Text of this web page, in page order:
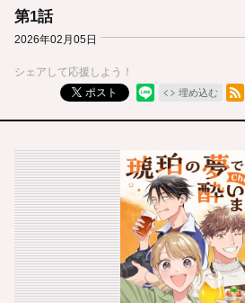
第1話
2026年02月05日
シェアして応援しよう！
ポスト
埋め込む
RSSフィード